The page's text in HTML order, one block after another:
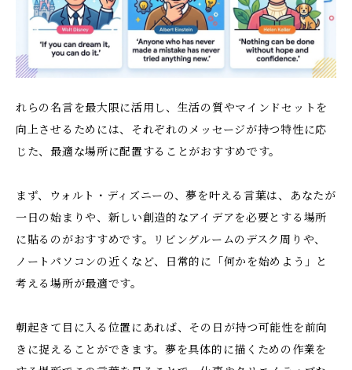
れらの名言を最大限に活用し、生活の質やマインドセットを
向上させるためには、それぞれのメッセージが持つ特性に応
じた、最適な場所に配置することがおすすめです。
まず、ウォルト・ディズニーの、夢を叶える言葉は、あなたが
一日の始まりや、新しい創造的なアイデアを必要とする場所
に貼るのがおすすめです。リビングルームのデスク周りや、
ノートパソコンの近くなど、日常的に「何かを始めよう」と
考える場所が最適です。
朝起きて目に入る位置にあれば、その日が持つ可能性を前向
きに捉えることができます。夢を具体的に描くための作業を